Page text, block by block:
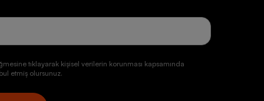
tıklayarak kişisel verilerin korunması kapsamında
etmiş olursunuz.